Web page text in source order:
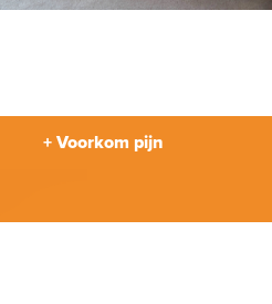
+ Voorkom pijn